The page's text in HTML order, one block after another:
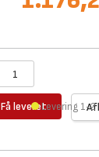
Få leveretLevering 1-2